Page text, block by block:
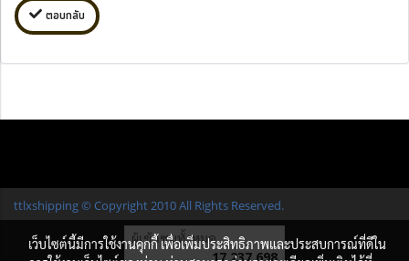
ตอบกลับ
ttlxshipping © Copyright 2010 All Rights Reserved.
ผู้เข้าชมทั้งหมด
17,237,698
เว็บไซต์นี้มีการใช้งานคุกกี้ เพื่อเพิ่มประสิทธิภาพและประสบการณ์ที่ดีใน